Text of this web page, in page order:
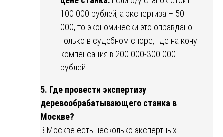
100 000 рублей, а экспертиза – 50
000, то экономически это оправдано
только в судебном споре, где на кону
компенсация в 200 000-300 000
рублей.
5. Где провести экспертизу
деревообрабатывающего станка в
Москве?
В Москве есть несколько экспертных